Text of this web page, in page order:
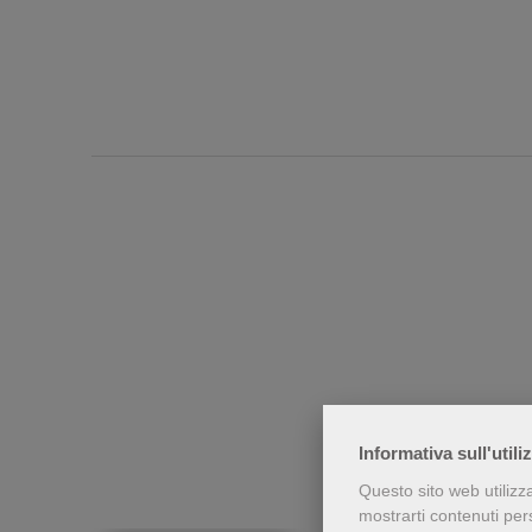
Informativa
Questo sito web
mostrarti contenuti
Chi